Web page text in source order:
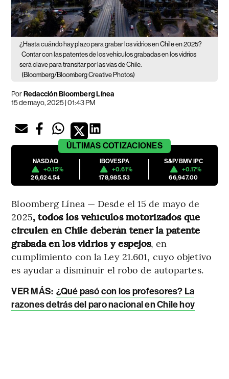
¿Hasta cuándo hay plazo para grabar los vidrios en Chile en 2025?
Contar con las patentes de los vehículos grabadas en los vidrios
será clave para transitar por las vías de Chile.
(Bloomberg/Bloomberg Creative Photos)
PorRedacción Bloomberg Línea
15 de mayo, 2025 | 01:43 PM
ÚLTIMAS COTIZACIONES
NASDAQ
+0.15%
26,624.54
IBOVESPA
+0.61%
178,985.53
S&P/BMV IPC
+0.17%
66,947.00
Bloomberg Línea — Desde el 15 de mayo de
2025, todos los vehículos motorizados que
circulen en Chile deberán tener la patente
grabada en los vidrios y espejos, en
cumplimiento con la Ley 21.601, cuyo objetivo
es ayudar a disminuir el robo de autopartes.
VER MÁS: ¿Qué pasó con los profesores? La
razones detrás del paro nacional en Chile hoy